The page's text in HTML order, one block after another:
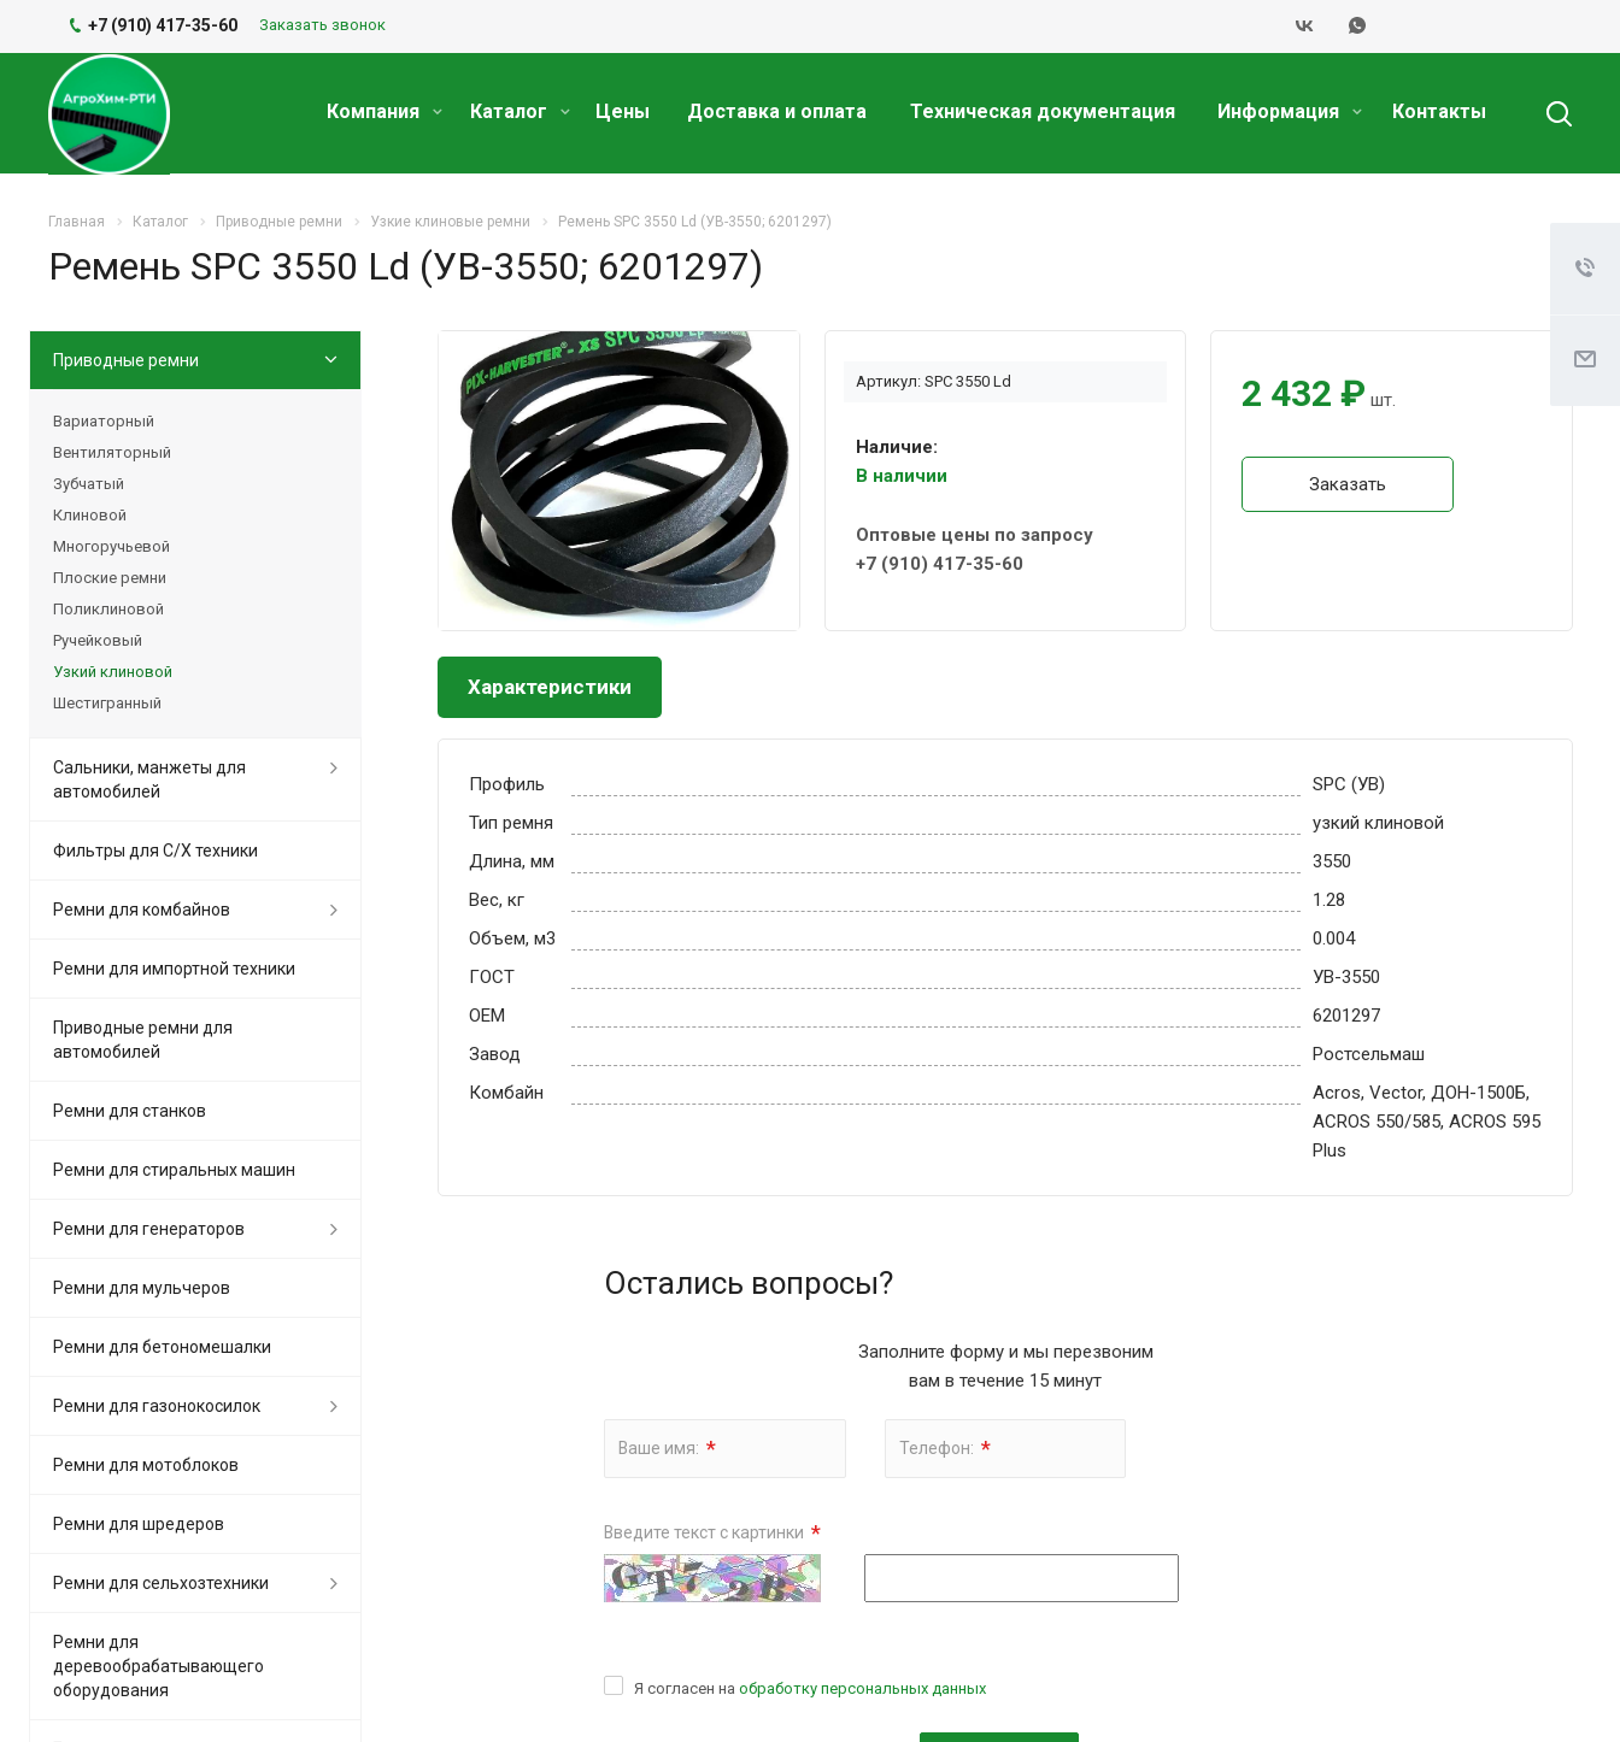
+7 (910) 417-35-60 Заказать звонок
Компания Каталог Цены Доставка и оплата Техническая документация Информация Контакты
Главная Каталог Приводные ремни Узкие клиновые ремни Ремень SPC 3550 Ld (УВ-3550; 6201297)
Ремень SPC 3550 Ld (УВ-3550; 6201297)
Артикул: SPC 3550 Ld
Наличие:
В наличии
Оптовые цены по запросу
+7 (910) 417-35-60
2 432 ₽ шт.
Заказать
Характеристики
Профиль
SPC (УВ)
Тип ремня
узкий клиновой
Длина, мм
3550
Вес, кг
1.28
Объем, м3
0.004
ГОСТ
УВ-3550
OEM
6201297
Завод
Ростсельмаш
Комбайн
Acros, Vector, ДОН-1500Б,
ACROS 550/585, ACROS 595
Plus
Остались вопросы?
Заполните форму и мы перезвоним
вам в течение 15 минут
Ваше имя: * Телефон: *
Введите текст с картинки *
Я согласен на обработку персональных данных
Приводные ремни
Вариаторный
Вентиляторный
Зубчатый
Клиновой
Многоручьевой
Плоские ремни
Поликлиновой
Ручейковый
Узкий клиновой
Шестигранный
Сальники, манжеты для
автомобилей
Фильтры для С/Х техники
Ремни для комбайнов
Ремни для импортной техники
Приводные ремни для
автомобилей
Ремни для станков
Ремни для стиральных машин
Ремни для генераторов
Ремни для мульчеров
Ремни для бетономешалки
Ремни для газонокосилок
Ремни для мотоблоков
Ремни для шредеров
Ремни для сельхозтехники
Ремни для
деревообрабатывающего
оборудования